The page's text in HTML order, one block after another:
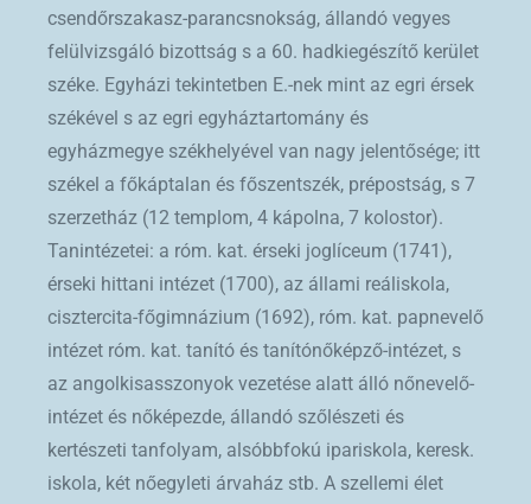
csendőrszakasz-parancsnokság, állandó vegyes
felülvizsgáló bizottság s a 60. hadkiegészítő kerület
széke. Egyházi tekintetben E.-nek mint az egri érsek
székével s az egri egyháztartomány és
egyházmegye székhelyével van nagy jelentősége; itt
székel a főkáptalan és főszentszék, prépostság, s 7
szerzetház (12 templom, 4 kápolna, 7 kolostor).
Tanintézetei: a róm. kat. érseki joglíceum (1741),
érseki hittani intézet (1700), az állami reáliskola,
cisztercita-főgimnázium (1692), róm. kat. papnevelő
intézet róm. kat. tanító és tanítónőképző-intézet, s
az angolkisasszonyok vezetése alatt álló nőnevelő-
intézet és nőképezde, állandó szőlészeti és
kertészeti tanfolyam, alsóbbfokú ipariskola, keresk.
iskola, két nőegyleti árvaház stb. A szellemi élet